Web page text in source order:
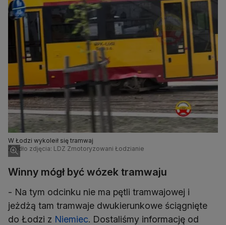
W Łodzi wykoleił się tramwaj
Źródło zdjęcia: LDZ Zmotoryzowani Łodzianie
Winny mógł być wózek tramwaju
- Na tym odcinku nie ma pętli tramwajowej i
jeżdżą tam tramwaje dwukierunkowe ściągnięte
do Łodzi z Niemiec. Dostaliśmy informację od